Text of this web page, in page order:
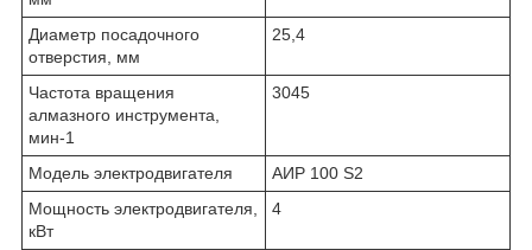
Диаметр посадочного
отверстия, мм
25,4
Частота вращения
алмазного инструмента,
мин-1
3045
Модель электродвигателя
АИР 100 S2
Мощность электродвигателя,
кВт
4